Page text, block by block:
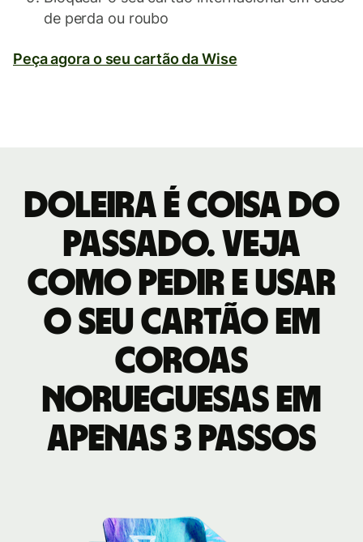
de perda ou roubo
Peça agora o seu cartão da Wise
Doleira é coisa do
passado. Veja
como pedir e usar
o seu cartão em
coroas
norueguesas em
apenas 3 passos